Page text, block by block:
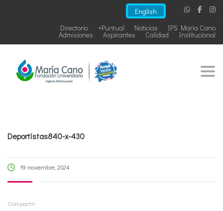
English
IPS María Cano
Noticias
+Puntual
Directorio
Institucional
Calidad
Aspirantes
Admisiones
Deportistas840-x-430
19 noviembre, 2024
Compartir: